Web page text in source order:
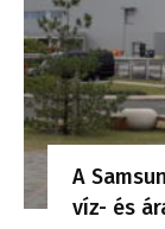
A
víz- és